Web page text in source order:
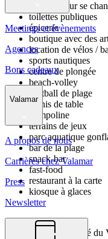
cabines pour se
toilettes publiques
épicerie
boutique avec des
location de vélos /
sports nautiques
centre de plongée
beach-volley
football de plage
tennis de table
trampoline
terrains de jeux
parc aquatique
bar de la plage
snack-bar
fast-food
restaurant à la carte
kiosque à glaces
situation
: à côté
Meetings et évènements
Agences
Bons cadeaux
Valamar
A propos de nous
Carrières chez Valamar
Press
Newsletter